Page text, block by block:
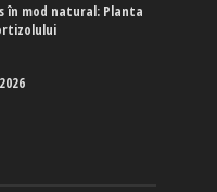
în mod natural: Planta